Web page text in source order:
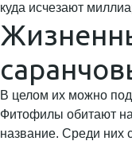
куда исчезают
В целом их можно
Фитофилы обитают на
название. Среди них